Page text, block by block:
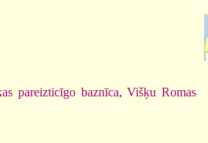
pareizticīgo baznīca,Višķu Romas